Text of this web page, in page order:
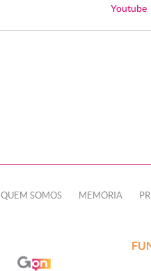
Youtube
QUEM SOMOS MEMÓRIA